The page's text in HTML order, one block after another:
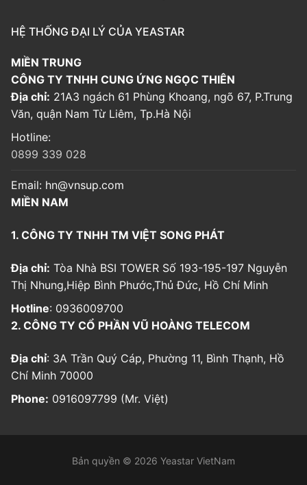
HỆ THỐNG ĐẠI LÝ CỦA YEASTAR
MIỀN TRUNG
CÔNG TY TNHH CUNG ỨNG NGỌC THIÊN
Địa chỉ: 21A3 ngách 61 Phùng Khoang, ngõ 67, P.Trung
Văn, quận Nam Từ Liêm, Tp.Hà Nội
Hotline:
0899 339 028
Email: hn@vnsup.com
MIỀN NAM
1. CÔNG TY TNHH TM VIỆT SONG PHÁT
Địa chỉ: Tòa Nhà BSI TOWER Số 193-195-197 Nguyễn
Thị Nhung,Hiệp Bình Phước,Thủ Đức, Hồ Chí Minh
Hotline: 0936009700
2. CÔNG TY CỔ PHẦN VŨ HOÀNG TELECOM
Địa chỉ: 3A Trần Quý Cáp, Phường 11, Bình Thạnh, Hồ
Chí Minh 70000
Phone: 0916097799 (Mr. Việt)
Bản quyền © 2026 Yeastar VietNam